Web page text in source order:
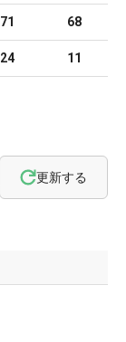
71 68
24 11
更新する